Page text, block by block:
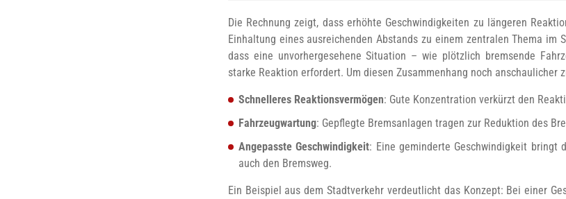
Die Rechnung zeigt, dass erhöhte Geschwindigkeiten zu längeren
Einhaltung eines ausreichenden Abstands zu einem zentralen Thema im
dass eine unvorhergesehene Situation – wie plötzlich bremsende
starke Reaktion erfordert. Um diesen Zusammenhang noch
Schnelleres Reaktionsvermögen: Gute Konzentration verkürzt den
Fahrzeugwartung: Gepflegte Bremsanlagen tragen zur Reduktion des
Angepasste Geschwindigkeit: Eine geminderte Geschwindigkeit bringt
auch den Bremsweg.
Ein Beispiel aus dem Stadtverkehr verdeutlicht das Konzept: Bei einer